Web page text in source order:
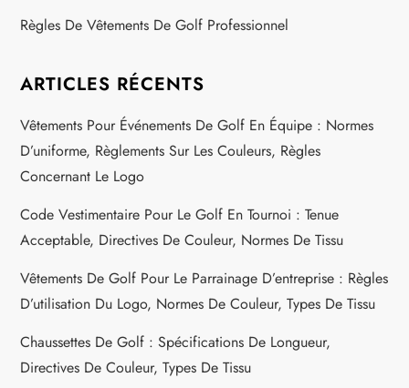
i
o
n
Règles De Vêtements De Golf Professionnel
ARTICLES RÉCENTS
Vêtements Pour Événements De Golf En Équipe : Normes
D’uniforme, Règlements Sur Les Couleurs, Règles
Concernant Le Logo
Code Vestimentaire Pour Le Golf En Tournoi : Tenue
Acceptable, Directives De Couleur, Normes De Tissu
Vêtements De Golf Pour Le Parrainage D’entreprise : Règles
D’utilisation Du Logo, Normes De Couleur, Types De Tissu
Chaussettes De Golf : Spécifications De Longueur,
Directives De Couleur, Types De Tissu